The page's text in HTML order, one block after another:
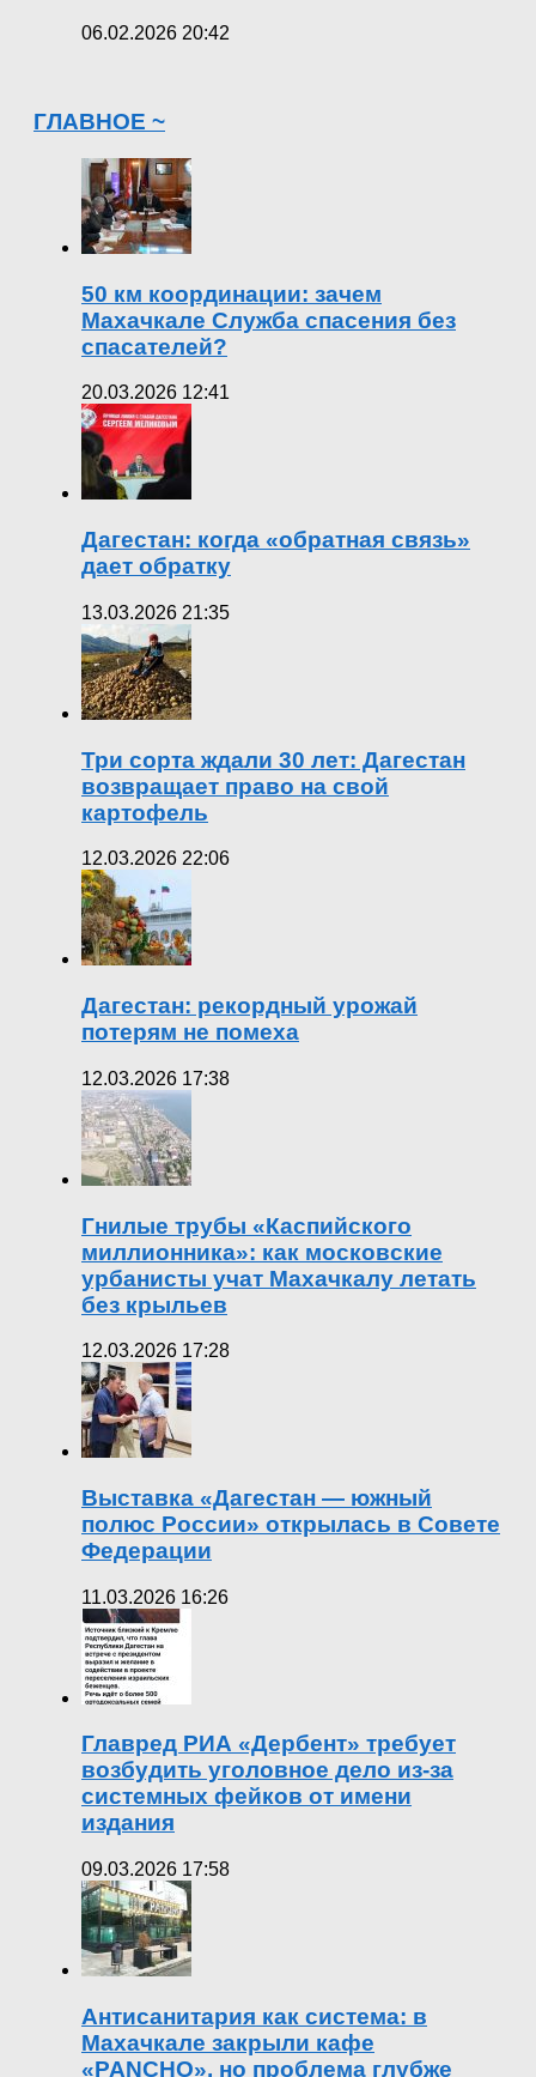
06.02.2026 20:42
ГЛАВНОЕ ~
50 км координации: зачем
Махачкале Служба спасения без
спасателей?
20.03.2026 12:41
Дагестан: когда «обратная связь»
дает обратку
13.03.2026 21:35
Три сорта ждали 30 лет: Дагестан
возвращает право на свой
картофель
12.03.2026 22:06
Дагестан: рекордный урожай
потерям не помеха
12.03.2026 17:38
Гнилые трубы «Каспийского
миллионника»: как московские
урбанисты учат Махачкалу летать
без крыльев
12.03.2026 17:28
Выставка «Дагестан — южный
полюс России» открылась в Совете
Федерации
11.03.2026 16:26
Главред РИА «Дербент» требует
возбудить уголовное дело из-за
системных фейков от имени
издания
09.03.2026 17:58
Антисанитария как система: в
Махачкале закрыли кафе
«PANCHO», но проблема глубже